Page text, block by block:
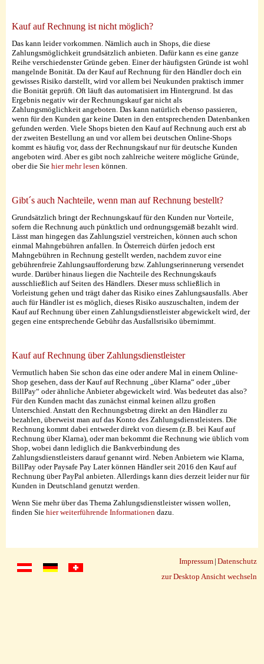
Kauf auf Rechnung ist nicht möglich?
Das kann leider vorkommen. Nämlich auch in Shops, die diese
Zahlungsmöglichkeit grundsätzlich anbieten. Dafür kann es eine ganze
Reihe verschiedenster Gründe geben. Einer der häufigsten Gründe ist wohl
mangelnde Bonität. Da der Kauf auf Rechnung für den Händler doch ein
gewisses Risiko darstellt, wird vor allem bei Neukunden praktisch immer
die Bonität geprüft. Oft läuft das automatisiert im Hintergrund. Ist das
Ergebnis negativ wir der Rechnungskauf gar nicht als
Zahlungsmöglichkeit angeboten. Das kann natürlich ebenso passieren,
wenn für den Kunden gar keine Daten in den entsprechenden Datenbanken
gefunden werden. Viele Shops bieten den Kauf auf Rechnung auch erst ab
der zweiten Bestellung an und vor allem bei deutschen Online-Shops
kommt es häufig vor, dass der Rechnungskauf nur für deutsche Kunden
angeboten wird. Aber es gibt noch zahlreiche weitere mögliche Gründe,
ober die Sie hier mehr lesen können.
Gibt´s auch Nachteile, wenn man auf Rechnung bestellt?
Grundsätzlich bringt der Rechnungskauf für den Kunden nur Vorteile,
sofern die Rechnung auch pünktlich und ordnungsgemäß bezahlt wird.
Lässt man hingegen das Zahlungsziel verstreichen, können auch schon
einmal Mahngebühren anfallen. In Österreich dürfen jedoch erst
Mahngebühren in Rechnung gestellt werden, nachdem zuvor eine
gebührenfreie Zahlungsaufforderung bzw. Zahlungserinnerung versendet
wurde. Darüber hinaus liegen die Nachteile des Rechnungskaufs
ausschließlich auf Seiten des Händlers. Dieser muss schließlich in
Vorleistung gehen und trägt daher das Risiko eines Zahlungsausfalls. Aber
auch für Händler ist es möglich, dieses Risiko auszuschalten, indem der
Kauf auf Rechnung über einen Zahlungsdienstleister abgewickelt wird, der
gegen eine entsprechende Gebühr das Ausfallsrisiko übernimmt.
Kauf auf Rechnung über Zahlungsdienstleister
Vermutlich haben Sie schon das eine oder andere Mal in einem Online-
Shop gesehen, dass der Kauf auf Rechnung „über Klarna“ oder „über
BillPay“ oder ähnliche Anbieter abgewickelt wird. Was bedeutet das also?
Für den Kunden macht das zunächst einmal keinen allzu großen
Unterschied. Anstatt den Rechnungsbetrag direkt an den Händler zu
bezahlen, überweist man auf das Konto des Zahlungsdienstleisters. Die
Rechnung kommt dabei entweder direkt von diesem (z.B. bei Kauf auf
Rechnung über Klarna), oder man bekommt die Rechnung wie üblich vom
Shop, wobei dann lediglich die Bankverbindung des
Zahlungsdienstleisters darauf genannt wird. Neben Anbietern wie Klarna,
BillPay oder Paysafe Pay Later können Händler seit 2016 den Kauf auf
Rechnung über PayPal anbieten. Allerdings kann dies derzeit leider nur für
Kunden in Deutschland genutzt werden.
Wenn Sie mehr über das Thema Zahlungsdienstleister wissen wollen,
finden Sie hier weiterführende Informationen dazu.
Impressum | Datenschutz
zur Desktop Ansicht wechseln